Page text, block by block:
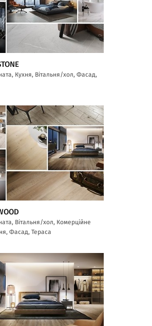
Кухня, Вітальня/хол, Фасад,
Вітальня/хол, Комерційне
Фасад, Тераса